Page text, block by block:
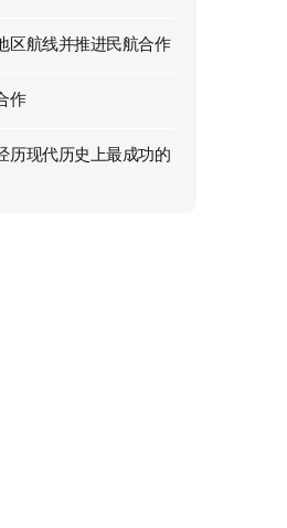
区航线并推进民航合作
作
历现代历史上最成功的